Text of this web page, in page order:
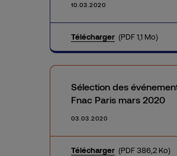
10.03.2020
Télécharger (PDF 1,1 Mo)
Sélection des
Fnac Paris mars 2020
03.03.2020
Télécharger (PDF 386,2 Ko)